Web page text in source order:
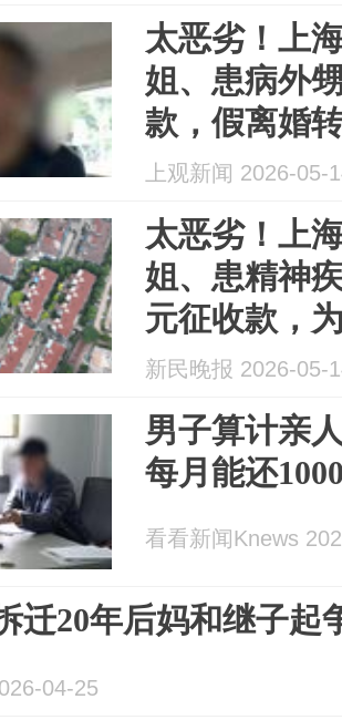
太恶劣！上
姐、患病外
款，假离婚
上观新闻 2026-05-
太恶劣！上
姐、患精神
元征收款，
产，面对法
新民晚报 2026-05-
男子算计亲
每月能还
看看新闻Knews
迁20年后妈和继子起
04-25